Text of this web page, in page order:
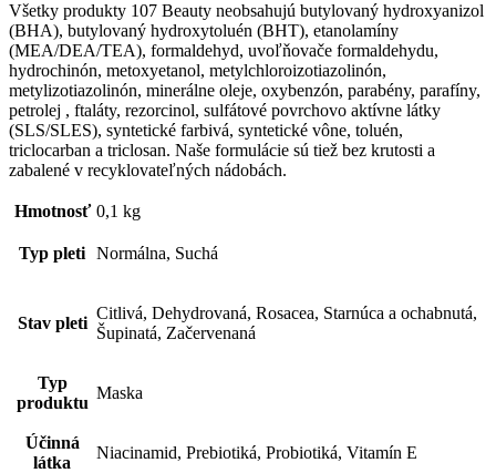
Všetky produkty 107 Beauty neobsahujú butylovaný hydroxyanizol
(BHA), butylovaný hydroxytoluén (BHT), etanolamíny
(MEA/DEA/TEA), formaldehyd, uvoľňovače formaldehydu,
hydrochinón, metoxyetanol, metylchloroizotiazolinón,
metylizotiazolinón, minerálne oleje, oxybenzón, parabény, parafíny,
petrolej , ftaláty, rezorcinol, sulfátové povrchovo aktívne látky
(SLS/SLES), syntetické farbivá, syntetické vône, toluén,
triclocarban a triclosan. Naše formulácie sú tiež bez krutosti a
zabalené v recyklovateľných nádobách.
Hmotnosť 0,1 kg
Typ pleti Normálna, Suchá
Stav pleti
Citlivá, Dehydrovaná, Rosacea, Starnúca a ochabnutá,
Šupinatá, Začervenaná
Typ
produktu
Maska
Účinná
látka
Niacinamid, Prebiotiká, Probiotiká, Vitamín E